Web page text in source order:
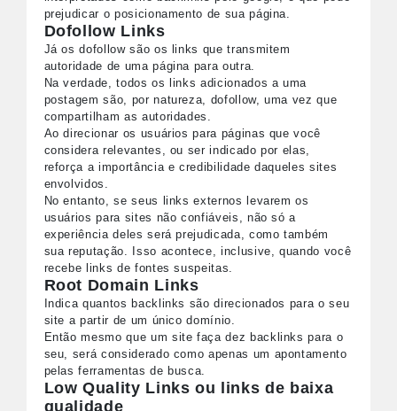
prejudicar o posicionamento de sua página.
Dofollow Links
Já os dofollow são os links que transmitem
autoridade de uma página para outra.
Na verdade, todos os links adicionados a uma
postagem são, por natureza, dofollow, uma vez que
compartilham as autoridades.
Ao direcionar os usuários para páginas que você
considera relevantes, ou ser indicado por elas,
reforça a importância e credibilidade daqueles sites
envolvidos.
No entanto, se seus links externos levarem os
usuários para sites não confiáveis, não só a
experiência deles será prejudicada, como também
sua reputação. Isso acontece, inclusive, quando você
recebe links de fontes suspeitas.
Root Domain Links
Indica quantos backlinks são direcionados para o seu
site a partir de um único domínio.
Então mesmo que um site faça dez backlinks para o
seu, será considerado como apenas um apontamento
pelas ferramentas de busca.
Low Quality Links ou links de baixa
qualidade